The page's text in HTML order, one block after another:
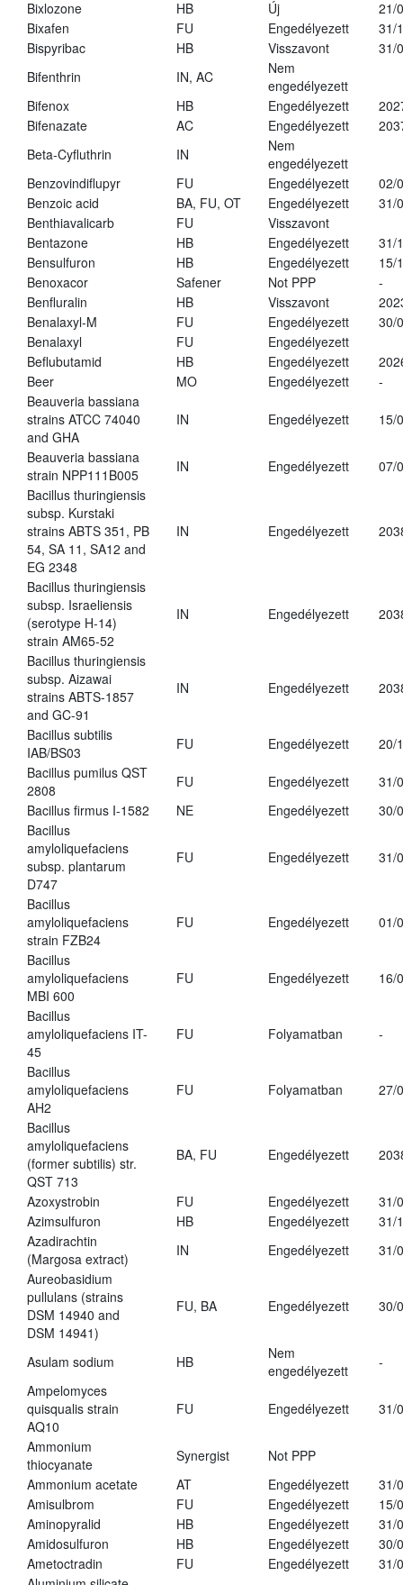
Bixlozone
HB Új
21/
Bixafen
FU Engedélyezett
31/
Bispyribac
HB Visszavont
31/
Bifenthrin
IN, AC
Nem
engedélyezett
Bifenox
HB Engedélyezett
Bifenazate
AC Engedélyezett
Beta-Cyfluthrin
IN
Nem
engedélyezett
Benzovindiflupyr
FU Engedélyezett
02/
Benzoic acid
BA, FU, OT Engedélyezett
31/
Benthiavalicarb
FU
Visszavont
Bentazone
HB Engedélyezett
31/
Bensulfuron
HB Engedélyezett
15/
Benoxacor
Safener Not PPP
-
Benfluralin
HB Visszavont
Benalaxyl-M
FU Engedélyezett
30/
Benalaxyl
FU
Engedélyezett
Beflubutamid
HB Engedélyezett
Beer
MO Engedélyezett
-
Beauveria bassiana
strains ATCC 74040
and GHA
IN Engedélyezett 15/
Beauveria bassiana
strain NPP111B005
IN Engedélyezett
07/
Bacillus thuringiensis
subsp. Kurstaki
strains ABTS 351, PB
54, SA 11, SA12 and
EG 2348
IN Engedélyezett
Bacillus thuringiensis
subsp. Israeliensis
(serotype H-14)
strain AM65-52
IN Engedélyezett
Bacillus thuringiensis
subsp. Aizawai
strains ABTS-1857
and GC-91
IN Engedélyezett
Bacillus subtilis
IAB/BS03
FU Engedélyezett
20/
Bacillus pumilus QST
2808
FU Engedélyezett
31/
Bacillus firmus I-1582
NE Engedélyezett
30/
Bacillus
amyloliquefaciens
subsp. plantarum
D747
FU Engedélyezett 31/
Bacillus
amyloliquefaciens
strain FZB24
FU Engedélyezett 01/
Bacillus
amyloliquefaciens
MBI 600
FU Engedélyezett 16/
Bacillus
amyloliquefaciens IT-
45
FU Folyamatban -
Bacillus
amyloliquefaciens
AH2
FU Folyamatban 27/
Bacillus
amyloliquefaciens
(former subtilis) str.
QST 713
BA, FU Engedélyezett
Azoxystrobin FU Engedélyezett
31/
Azimsulfuron
HB Engedélyezett
31/
Azadirachtin
(Margosa extract)
IN Engedélyezett
31/
Aureobasidium
pullulans (strains
DSM 14940 and
DSM 14941)
FU, BA Engedélyezett 30/
Asulam sodium HB
Nem
engedélyezett
-
Ampelomyces
quisqualis strain
AQ10
FU Engedélyezett 31/
Ammonium
thiocyanate
Synergist
Not PPP
Ammonium acetate
AT Engedélyezett
31/
Amisulbrom
FU Engedélyezett
15/
Aminopyralid
HB Engedélyezett
31/
Amidosulfuron
HB Engedélyezett
30/
Ametoctradin
FU Engedélyezett
31/